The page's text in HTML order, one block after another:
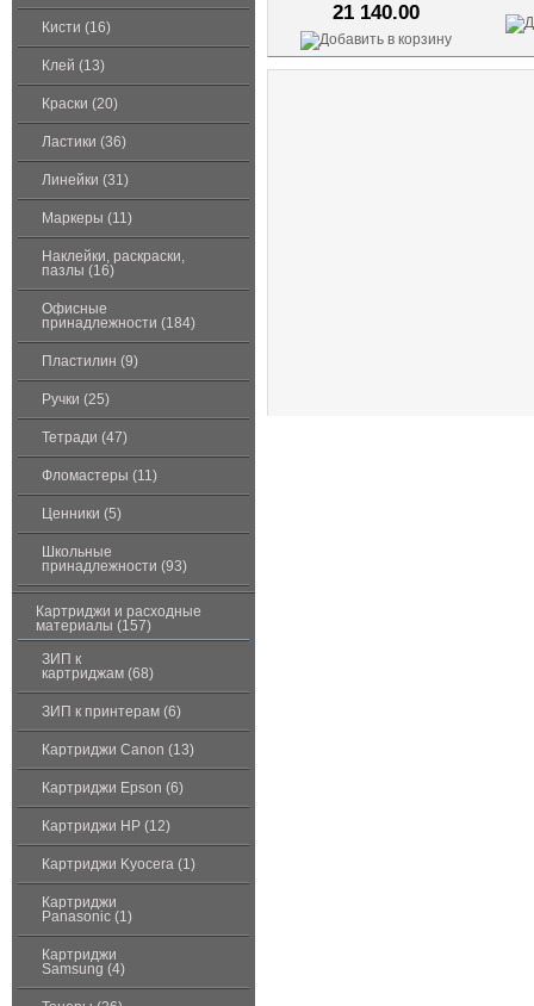
Кисти (16)
Клей (13)
Краски (20)
Ластики (36)
Линейки (31)
Маркеры (11)
Наклейки, раскраски,
пазлы (16)
Офисные
принадлежности (184)
Пластилин (9)
Ручки (25)
Тетради (47)
Фломастеры (11)
Ценники (5)
Школьные
принадлежности (93)
Картриджи и расходные
материалы (157)
ЗИП к
картриджам (68)
ЗИП к принтерам (6)
Картриджи Canon (13)
Картриджи Epson (6)
Картриджи HP (12)
Картриджи Kyocera (1)
Картриджи
Panasonic (1)
Картриджи
Samsung (4)
21 140.00